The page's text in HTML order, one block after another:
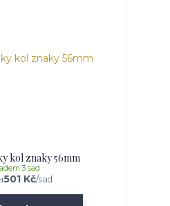
kol znaky 56mm
501 Kč/sad
3 sad